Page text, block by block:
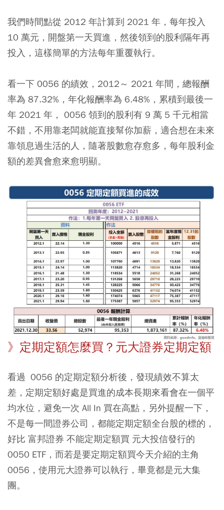
我們時間點從 2012 年計算到 2021 年，每年投入
10 萬元，開盤第一天買進，然後領到的股利隔年再
投入，這樣簡單的方法每年重覆執行。
看一下 0056 的績效，2012～ 2021 年間，總報酬
率為 87.32%，年化報酬率為 6.48%，累積到最後一
年 2021 年， 0056 領到的股利有 9 萬 5 千元相當
不錯，不用靠老闆就能直接幫你加薪，適合想在未來
靠領息過生活的人，隨著股數愈存愈多，每年股利金
額的差異會愈來愈明顯。
》定期定額怎麼買？元大證券定期定額
看過 0056 的定期定額分析後，發現績效不算太
差，定期定額好處是買進的成本長期來看會在一個平
均水位，避免一次 All In 買在高點，另外提醒一下，
不是每一間證券公司，都能定期定額全台股的標的，
好比 富邦證券 不能定期定額買 元大投信發行的
0050 ETF，而若是要定期定額買今天介紹的主角
0056，使用元大證券可以執行，畢竟都是元大集
團。